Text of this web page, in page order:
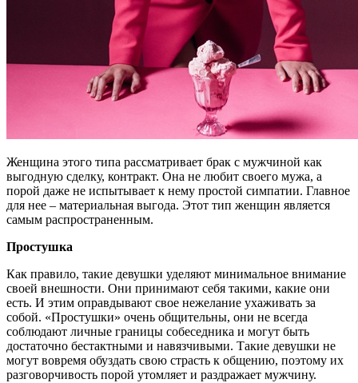
Женщина этого типа рассматривает брак с мужчиной как
выгодную сделку, контракт. Она не любит своего мужа, а
порой даже не испытывает к нему простой симпатии. Главное
для нее – материальная выгода. Этот тип женщин является
самым распространенным.
Простушка
Как правило, такие девушки уделяют минимальное внимание
своей внешности. Они принимают себя такими, какие они
есть. И этим оправдывают свое нежелание ухаживать за
собой. «Простушки» очень общительны, они не всегда
соблюдают личные границы собеседника и могут быть
достаточно бестактными и навязчивыми. Такие девушки не
могут вовремя обуздать свою страсть к общению, поэтому их
разговорчивость порой утомляет и раздражает мужчину.